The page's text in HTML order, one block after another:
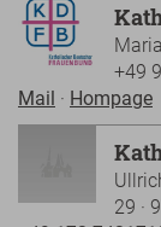
+49
Mail · Hompage
29 ·